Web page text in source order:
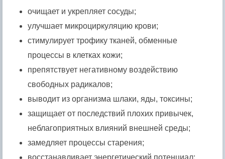
очищает и укрепляет сосуды;
улучшает микроциркуляцию крови;
стимулирует трофику тканей, обменные
процессы в клетках кожи;
препятствует негативному воздействию
свободных радикалов;
выводит из организма шлаки, яды, токсины;
защищает от последствий плохих привычек,
неблагоприятных влияний внешней среды;
замедляет процессы старения;